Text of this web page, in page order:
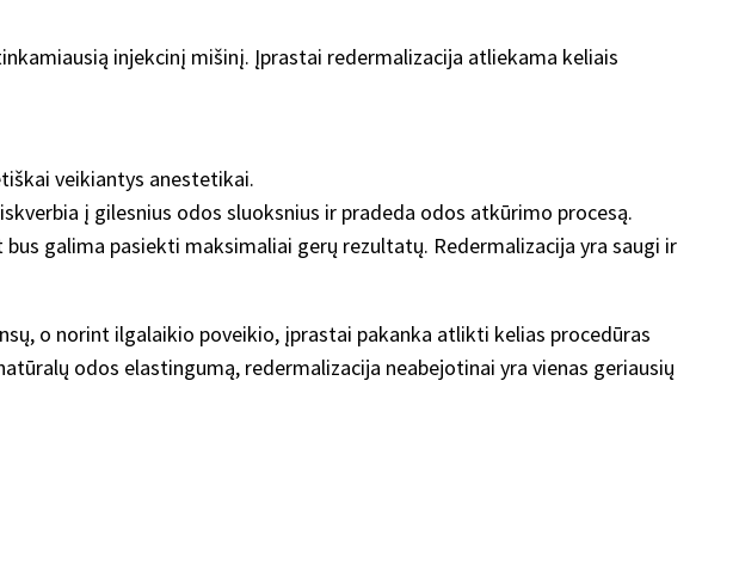
injekcinį mišinį. Įprastai redermalizacija atliekama keliais
veikiantys anestetikai.
į gilesnius odos sluoksnius ir pradeda odos atkūrimo procesą.
galima pasiekti maksimaliai gerų rezultatų. Redermalizacija yra saugi ir
o norint ilgalaikio poveikio, įprastai pakanka atlikti kelias procedūras
odos elastingumą, redermalizacija neabejotinai yra vienas geriausių